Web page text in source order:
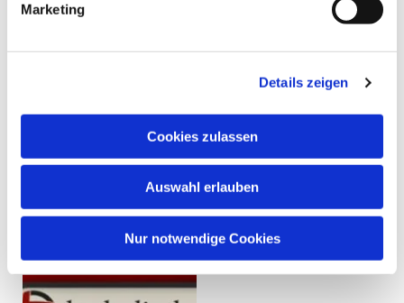
Marketing
Details zeigen
Cookies zulassen
Auswahl erlauben
Nur notwendige Cookies